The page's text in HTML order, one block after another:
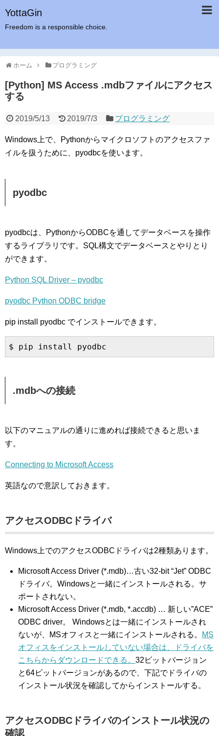
YottaGin
Freedom is a responsible choice.
ホーム プログラミング
[Python] MS Access .mdbファイルにアクセス
する
2019/5/13 2019/7/3 プログラミング
Windows上で、Pythonからマイクロソフトのアクセスファ
イルを扱うために、pyodbcを使います。
pyodbc
pyodbcは、PythonからODBCを通してデータベースを操作
するライブラリです。SQL構文でデータベースとやりとり
ができます。
Python SQL Driver – pyodbc
pyodbc Python ODBC bridge
pip install pyodbc でインストールできます。
.mdbへの接続
以下のマニュアルの通りに進めれば接続できると思いま
す。
Connecting to Microsoft Access
英語なので意訳しておきます。
アクセスODBCドライバ
Windows上でのアクセスODBCドライバは2種類あります。
Microsoft Access Driver (*.mdb)…古い32-bit “Jet” ODBC
ドライバ。Windowsと一緒にインストールされる。サ
ポートされない。
Microsoft Access Driver (*.mdb, *.accdb) … 新しい”ACE”
ODBC driver。 Windowsとは一緒にインストールされ
ないが、MSオフィスと一緒にインストールされる。
MS
オフィスをインストールしていない場合は、ドライバを
こちらからダウンロードできる。32ビットバージョン
と64ビットバージョンがあるので、下記でドライバの
インストール状況を確認してからインストールする。
アクセスODBCドライバのインストール状況の
確認